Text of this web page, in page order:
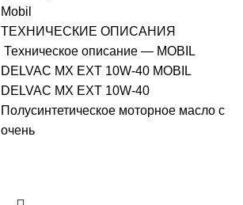
Mobil
ТЕХНИЧЕСКИЕ ОПИСАНИЯ
Техническое описание — MOBIL
DELVAC MX EXT 10W-40 MOBIL
DELVAC MX EXT 10W-40
Полусинтетическое моторное масло с
очень